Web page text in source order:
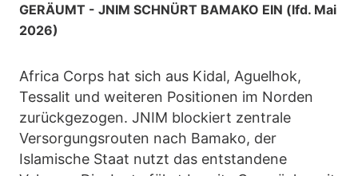
GERÄUMT - JNIM SCHNÜRT BAMAKO EIN (lfd. Mai
2026)
Africa Corps hat sich aus Kidal, Aguelhok,
Tessalit und weiteren Positionen im Norden
zurückgezogen. JNIM blockiert zentrale
Versorgungsrouten nach Bamako, der
Islamische Staat nutzt das entstandene